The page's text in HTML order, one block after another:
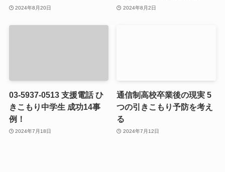
2024年8月20日 2024年8月2日
03-5937-0513 支援電話 ひ
きこもり中学生 成功14事
例！
2024年7月18日
通信制高校卒業後の現実 5
つの引きこもり予防を考え
る
2024年7月12日